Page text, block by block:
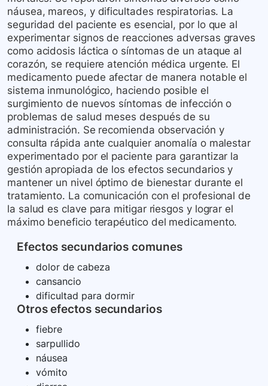
náusea, mareos, y dificultades respiratorias. La
seguridad del paciente es esencial, por lo que al
experimentar signos de reacciones adversas graves
como acidosis láctica o síntomas de un ataque al
corazón, se requiere atención médica urgente. El
medicamento puede afectar de manera notable el
sistema inmunológico, haciendo posible el
surgimiento de nuevos síntomas de infección o
problemas de salud meses después de su
administración. Se recomienda observación y
consulta rápida ante cualquier anomalía o malestar
experimentado por el paciente para garantizar la
gestión apropiada de los efectos secundarios y
mantener un nivel óptimo de bienestar durante el
tratamiento. La comunicación con el profesional de
la salud es clave para mitigar riesgos y lograr el
máximo beneficio terapéutico del medicamento.
Efectos secundarios comunes
dolor de cabeza
cansancio
dificultad para dormir
Otros efectos secundarios
fiebre
sarpullido
náusea
vómito